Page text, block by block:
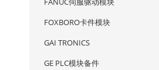
FOXBORO卡件模块
GAI TRONICS
GE PLC模块备件